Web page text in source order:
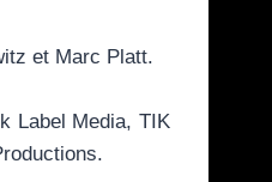
et Marc Platt.
Label Media, TIK